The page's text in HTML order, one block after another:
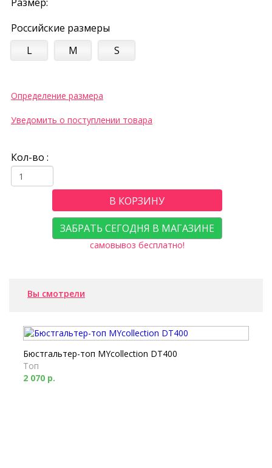
Российские размеры
L
M S
Определение размера
Уведомить о поступлении товара
Кол-во :
В КОРЗИНУ
ЗАБРАТЬ СЕГОДНЯ В МАГАЗИНЕ
самовывоз бесплатно!
Вы смотрели
Бюстгальтер-топ MYcollection DT400
Топ
2 070 р.